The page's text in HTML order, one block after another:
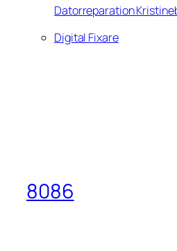
Datorreparation
Digital Fixare
8086